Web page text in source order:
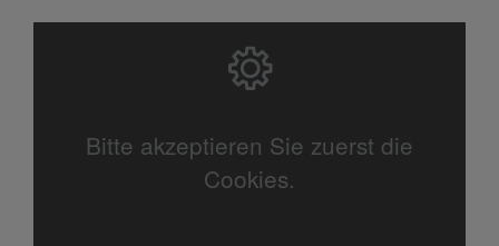
Bitte akzeptieren Sie zuerst die
Cookies.